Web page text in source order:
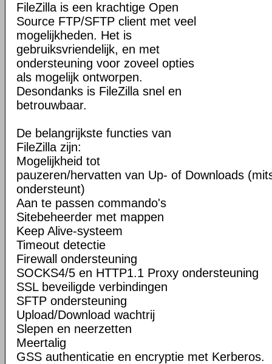
FileZilla is een krachtige Open
Source FTP/SFTP client met veel
mogelijkheden. Het is
gebruiksvriendelijk, en met
ondersteuning voor zoveel opties
als mogelijk ontworpen.
Desondanks is FileZilla snel en
betrouwbaar.
De belangrijkste functies van
FileZilla zijn:
Mogelijkheid tot
pauzeren/hervatten van Up- of Downloads
ondersteunt)
Aan te passen commando's
Sitebeheerder met mappen
Keep Alive-systeem
Timeout detectie
Firewall ondersteuning
SOCKS4/5 en HTTP1.1 Proxy ondersteuning
SSL beveiligde verbindingen
SFTP ondersteuning
Upload/Download wachtrij
Slepen en neerzetten
Meertalig
GSS authenticatie en encryptie met Kerberos.